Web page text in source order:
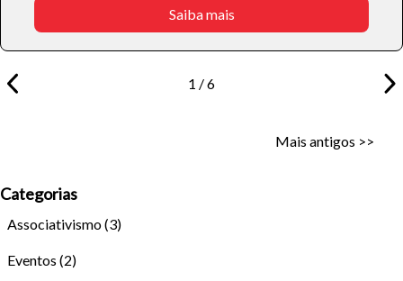
Saiba mais
1 / 6
Mais antigos >>
Categorias
Associativismo(3)
Eventos (2)